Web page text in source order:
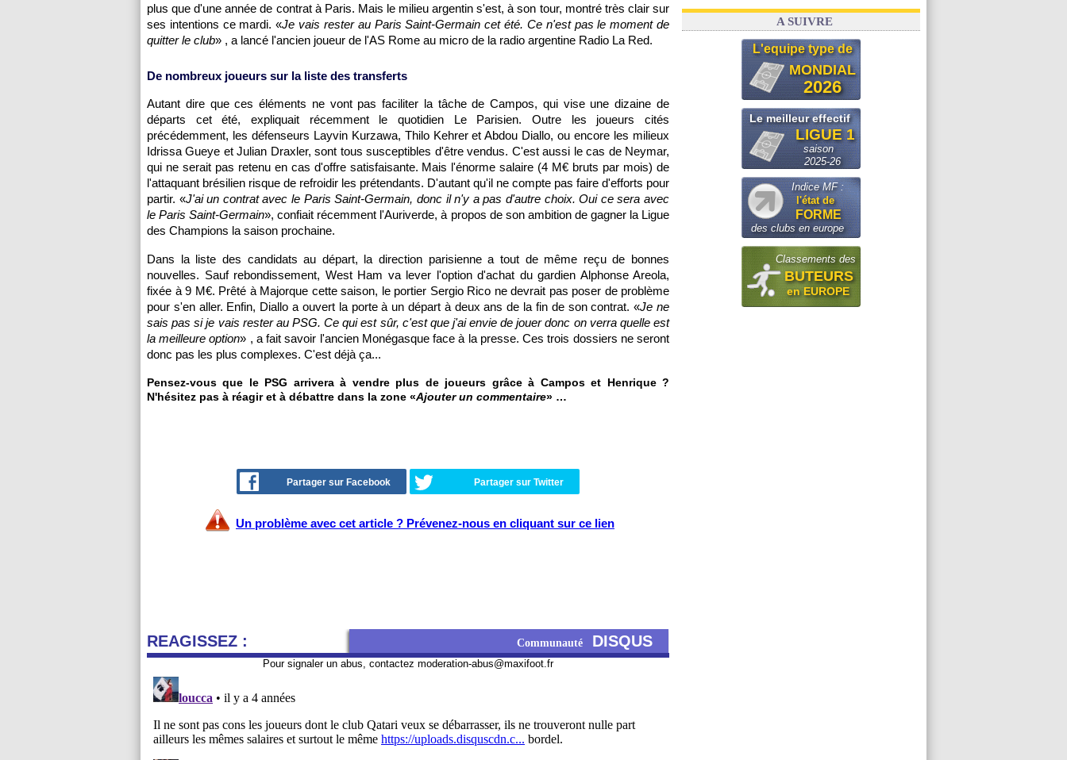
plus que d'une année de contrat à Paris. Mais le milieu argentin s'est, à son tour, montré très clair sur
ses intentions ce mardi. «Je vais rester au Paris Saint-Germain cet été. Ce n'est pas le moment de
quitter le club» , a lancé l'ancien joueur de l'AS Rome au micro de la radio argentine Radio La Red.
De nombreux joueurs sur la liste des transferts
Autant dire que ces éléments ne vont pas faciliter la tâche de Campos, qui vise une dizaine de
départs cet été, expliquait récemment le quotidien Le Parisien. Outre les joueurs cités
précédemment, les défenseurs Layvin Kurzawa, Thilo Kehrer et Abdou Diallo, ou encore les milieux
Idrissa Gueye et Julian Draxler, sont tous susceptibles d'être vendus. C'est aussi le cas de Neymar,
qui ne serait pas retenu en cas d'offre satisfaisante. Mais l'énorme salaire (4 M€ bruts par mois) de
l'attaquant brésilien risque de refroidir les prétendants. D'autant qu'il ne compte pas faire d'efforts pour
partir. «J'ai un contrat avec le Paris Saint-Germain, donc il n'y a pas d'autre choix. Oui ce sera avec
le Paris Saint-Germain», confiait récemment l'Auriverde, à propos de son ambition de gagner la Ligue
des Champions la saison prochaine.
Dans la liste des candidats au départ, la direction parisienne a tout de même reçu de bonnes
nouvelles. Sauf rebondissement, West Ham va lever l'option d'achat du gardien Alphonse Areola,
fixée à 9 M€. Prêté à Majorque cette saison, le portier Sergio Rico ne devrait pas poser de problème
pour s'en aller. Enfin, Diallo a ouvert la porte à un départ à deux ans de la fin de son contrat. «Je ne
sais pas si je vais rester au PSG. Ce qui est sûr, c'est que j'ai envie de jouer donc on verra quelle est
la meilleure option» , a fait savoir l'ancien Monégasque face à la presse. Ces trois dossiers ne seront
donc pas les plus complexes. C'est déjà ça...
Pensez-vous que le PSG arrivera à vendre plus de joueurs grâce à Campos et Henrique ?
N'hésitez pas à réagir et à débattre dans la zone «Ajouter un commentaire» …
Partager sur Facebook Partager sur Twitter
Un problème avec cet article ? Prévenez-nous en cliquant sur ce lien
REAGISSEZ : Communauté DISQUS
Pour signaler un abus, contactez moderation-abus@maxifoot.fr
01/08 Barça: Torres souhaite rejoindre le PSG !
A SUIVRE
L'equipe type de
MONDIAL
2026
Le meilleur effectif
LIGUE 1
saison
2025-26
Indice MF :
l'état de
FORME
des clubs en europe
Classements des
BUTEURS
en EUROPE